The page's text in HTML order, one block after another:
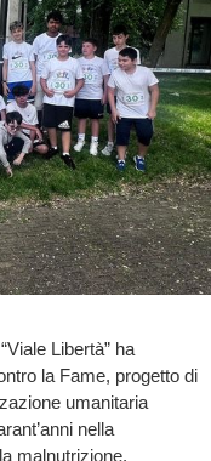
Libertà” ha
la Fame, progetto di
umanitaria
nella
malnutrizione.